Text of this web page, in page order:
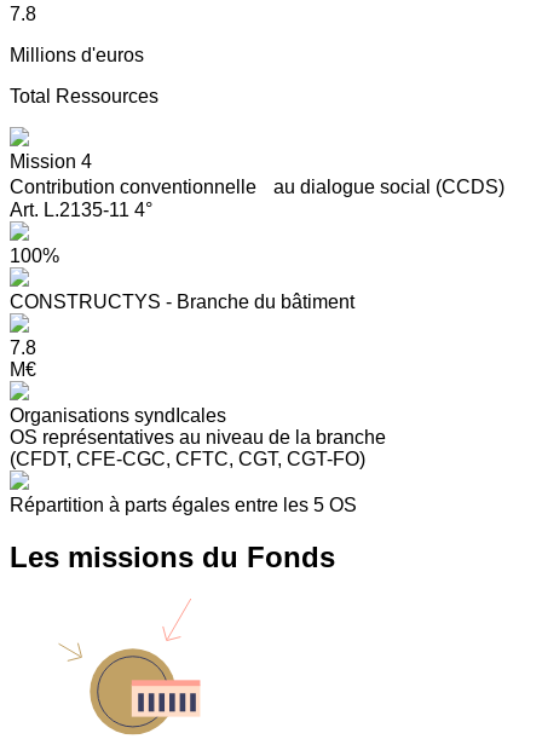
7.8
Millions d'euros
Total Ressources
Mission 4
Contribution conventionnelle au dialogue social (CCDS)
Art. L.2135-11 4°
100%
CONSTRUCTYS - Branche du bâtiment
7.8
M€
Organisations syndIcales
OS représentatives au niveau de la branche
(CFDT, CFE-CGC, CFTC, CGT, CGT-FO)
Répartition à parts égales entre les 5 OS
Les missions du Fonds